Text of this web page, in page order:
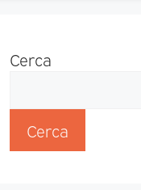
Cerca
Cerca